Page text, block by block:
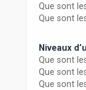
Que sont
Que sont
Niveaux
Que sont
Que sont
Que sont